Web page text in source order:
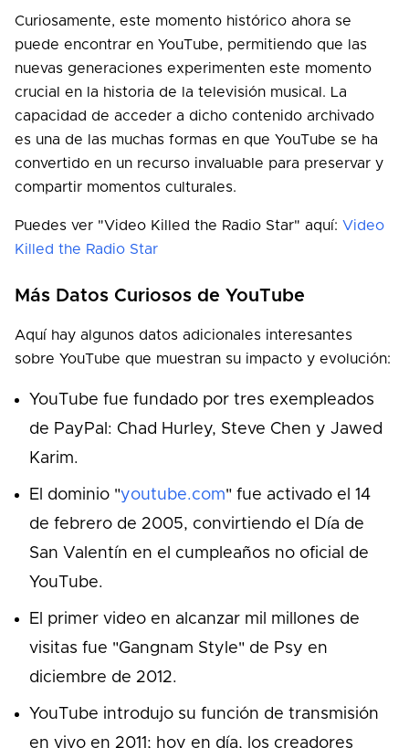
Curiosamente, este momento histórico ahora se
puede encontrar en YouTube, permitiendo que las
nuevas generaciones experimenten este momento
crucial en la historia de la televisión musical. La
capacidad de acceder a dicho contenido archivado
es una de las muchas formas en que YouTube se ha
convertido en un recurso invaluable para preservar y
compartir momentos culturales.
Puedes ver "Video Killed the Radio Star" aquí: Video
Killed the Radio Star
Más Datos Curiosos de YouTube
Aquí hay algunos datos adicionales interesantes
sobre YouTube que muestran su impacto y evolución:
YouTube fue fundado por tres exempleados
de PayPal: Chad Hurley, Steve Chen y Jawed
Karim.
El dominio "youtube.com" fue activado el 14
de febrero de 2005, convirtiendo el Día de
San Valentín en el cumpleaños no oficial de
YouTube.
El primer video en alcanzar mil millones de
visitas fue "Gangnam Style" de Psy en
diciembre de 2012.
YouTube introdujo su función de transmisión
en vivo en 2011; hoy en día, los creadores